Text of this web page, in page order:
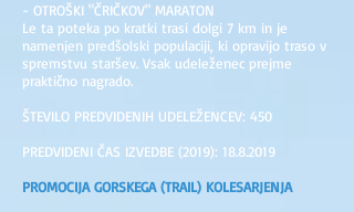
- OTROŠKI "ČRIČKOV" MARATON
Le ta poteka po kratki trasi dolgi 7 km in je
namenjen predšolski populaciji, ki opravijo traso v
spremstvu staršev. Vsak udeleženec prejme
praktično nagrado.
ŠTEVILO PREDVIDENIH UDELEŽENCEV: 450
PREDVIDENI ČAS IZVEDBE (2019): 18.8.2019
PROMOCIJA GORSKEGA (TRAIL) KOLESARJENJA